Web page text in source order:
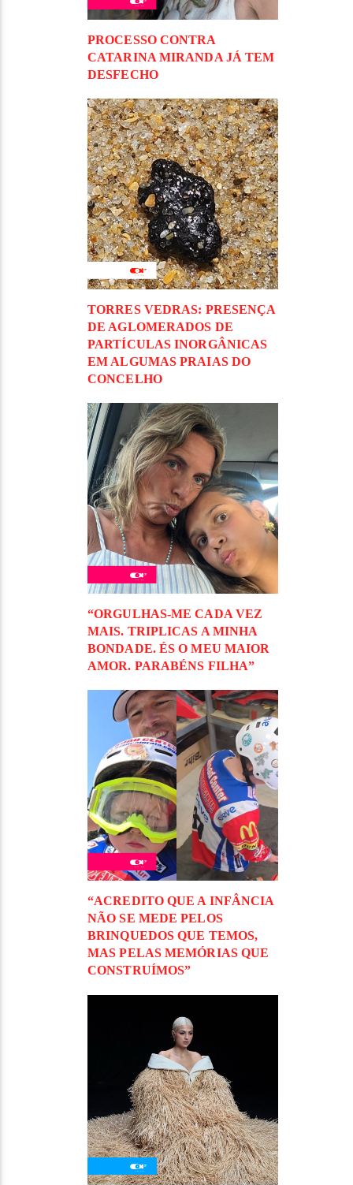
PROCESSO CONTRA
CATARINA MIRANDA JÁ TEM
DESFECHO
TORRES VEDRAS: PRESENÇA
DE AGLOMERADOS DE
PARTÍCULAS INORGÂNICAS
EM ALGUMAS PRAIAS DO
CONCELHO
“ORGULHAS-ME CADA VEZ
MAIS. TRIPLICAS A MINHA
BONDADE. ÉS O MEU MAIOR
AMOR. PARABÉNS FILHA”
“ACREDITO QUE A INFÂNCIA
NÃO SE MEDE PELOS
BRINQUEDOS QUE TEMOS,
MAS PELAS MEMÓRIAS QUE
CONSTRUÍMOS”